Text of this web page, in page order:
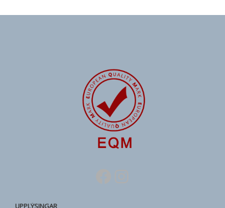
UPPLÝSINGAR